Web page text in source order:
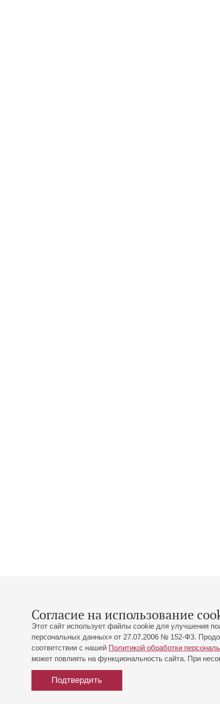
Согласие на использование
Этот сайт использует файлы cookie для улучшения
персональных данных» от 27.07.2006 № 152-ФЗ.
соответствии с нашей Политикой обработки
может повлиять на функциональность сайта. При
Подтвердить